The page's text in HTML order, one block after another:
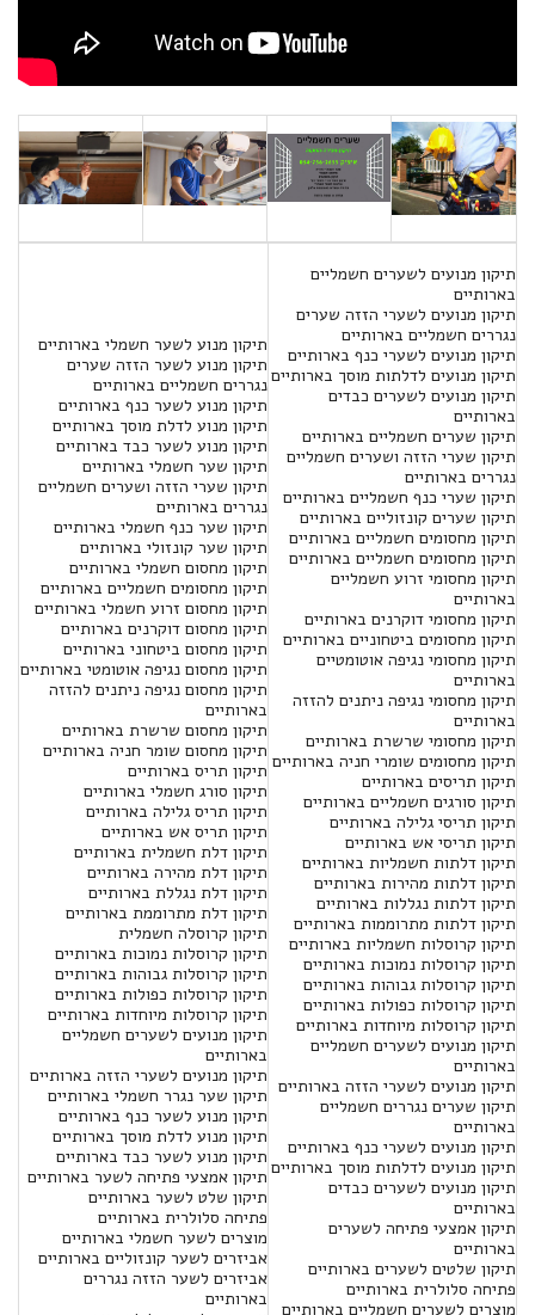
תיקון מנועים לשערים חשמליים
בארותיים
תיקון מנועים לשערי הזזה שערים
נגררים חשמליים בארותיים
תיקון מנועים לשערי כנף בארותיים
תיקון מנועים לדלתות מוסך בארותיים
תיקון מנועים לשערים כבדים
בארותיים
תיקון שערים חשמליים בארותיים
תיקון שערי הזזה ושערים חשמליים
נגררים בארותיים
תיקון שערי כנף חשמליים בארותיים
תיקון שערים קונזוליים בארותיים
תיקון מחסומים חשמליים בארותיים
תיקון מחסומים חשמליים בארותיים
תיקון מחסומי זרוע חשמליים
בארותיים
תיקון מחסומי דוקרנים בארותיים
תיקון מחסומים ביטחוניים בארותיים
תיקון מחסומי נגיפה אוטומטיים
בארותיים
תיקון מחסומי נגיפה ניתנים להזזה
בארותיים
תיקון מחסומי שרשרת בארותיים
תיקון מחסומים שומרי חניה בארותיים
תיקון תריסים בארותיים
תיקון סורגים חשמליים בארותיים
תיקון תריסי גלילה בארותיים
תיקון תריסי אש בארותיים
תיקון דלתות חשמליות בארותיים
תיקון דלתות מהירות בארותיים
תיקון דלתות נגללות בארותיים
תיקון דלתות מתרוממות בארותיים
תיקון קרוסלות חשמליות בארותיים
תיקון קרוסלות נמוכות בארותיים
תיקון קרוסלות גבוהות בארותיים
תיקון קרוסלות כפולות בארותיים
תיקון קרוסלות מיוחדות בארותיים
תיקון מנועים לשערים חשמליים
בארותיים
תיקון מנועים לשערי הזזה בארותיים
תיקון שערים נגררים חשמליים
בארותיים
תיקון מנועים לשערי כנף בארותיים
תיקון מנועים לדלתות מוסך בארותיים
תיקון מנועים לשערים כבדים
בארותיים
תיקון אמצעי פתיחה לשערים
בארותיים
תיקון שלטים לשערים בארותיים
פתיחה סלולרית בארותיים
מוצרים לשערים חשמליים בארותיים
תיקון מנוע לשער חשמלי בארותיים
תיקון מנוע לשער הזזה שערים
נגררים חשמליים בארותיים
תיקון מנוע לשער כנף בארותיים
תיקון מנוע לדלת מוסך בארותיים
תיקון מנוע לשער כבד בארותיים
תיקון שער חשמלי בארותיים
תיקון שערי הזזה ושערים חשמליים
נגררים בארותיים
תיקון שער כנף חשמלי בארותיים
תיקון שער קונזולי בארותיים
תיקון מחסום חשמלי בארותיים
תיקון מחסומים חשמליים בארותיים
תיקון מחסום זרוע חשמלי בארותיים
תיקון מחסום דוקרנים בארותיים
תיקון מחסום ביטחוני בארותיים
תיקון מחסום נגיפה אוטומטי בארותיים
תיקון מחסום נגיפה ניתנים להזזה
בארותיים
תיקון מחסום שרשרת בארותיים
תיקון מחסום שומר חניה בארותיים
תיקון תריס בארותיים
תיקון סורג חשמלי בארותיים
תיקון תריס גלילה בארותיים
תיקון תריס אש בארותיים
תיקון דלת חשמלית בארותיים
תיקון דלת מהירה בארותיים
תיקון דלת נגללת בארותיים
תיקון דלת מתרוממת בארותיים
תיקון קרוסלה חשמלית
תיקון קרוסלות נמוכות בארותיים
תיקון קרוסלות גבוהות בארותיים
תיקון קרוסלות כפולות בארותיים
תיקון קרוסלות מיוחדות בארותיים
תיקון מנועים לשערים חשמליים
בארותיים
תיקון מנועים לשערי הזזה בארותיים
תיקון שער נגרר חשמלי בארותיים
תיקון מנוע לשער כנף בארותיים
תיקון מנוע לדלת מוסך בארותיים
תיקון מנוע לשער כבד בארותיים
תיקון אמצעי פתיחה לשער בארותיים
תיקון שלט לשער בארותיים
פתיחה סלולרית בארותיים
מוצרים לשער חשמלי בארותיים
אביזרים לשער קונזוליים בארותיים
אביזרים לשער הזזה נגררים
בארותיים